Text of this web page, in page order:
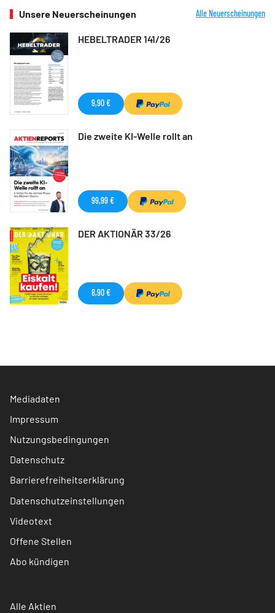
Unsere Neuerscheinungen Alle Neuerscheinungen
HEBELTRADER 141/26
9,90 €
Die zweite KI-Welle rollt an
99,99 €
DER AKTIONÄR 33/26
8,90 €
Mediadaten
Impressum
Nutzungsbedingungen
Datenschutz
Barrierefreiheitserklärung
Datenschutzeinstellungen
Videotext
Offene Stellen
Abo kündigen
Alle Aktien